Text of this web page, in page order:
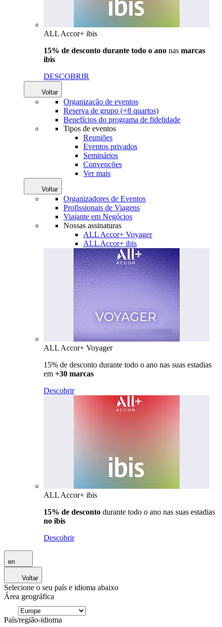
ALL Accor+ ibis
15% de desconto durante todo o ano nas marcas
ibis
DESCOBRIR
Voltar
Organização de eventos
Reserva de grupo (+8 quartos)
Benefícios do programa de fidelidade
Tipos de eventos
Reuniões
Eventos privados
Seminários
Convenções
Ver mais
Voltar
Organizadores de Eventos
Profissionais de Viagens
Viajante em Negócios
Nossas assinaturas
ALL Accor+ Voyager
ALL Accor+ ibis
ALL Accor+ Voyager
15% de desconto durante todo o ano nas suas estadias
em +30 marcas
Descobrir
ALL Accor+ ibis
15% de desconto durante todo o ano nas suas estadias
no ibis
Descobrir
en
Voltar
Selecione o seu país e idioma abaixo
Área geográfica
País/região-idioma